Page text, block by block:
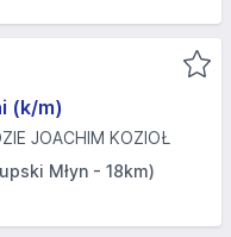
(k/m)
JOACHIM KOZIOŁ
Młyn - 18km)